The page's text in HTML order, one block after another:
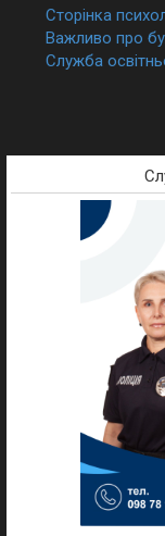
Сторінка
Важливо про
Служба